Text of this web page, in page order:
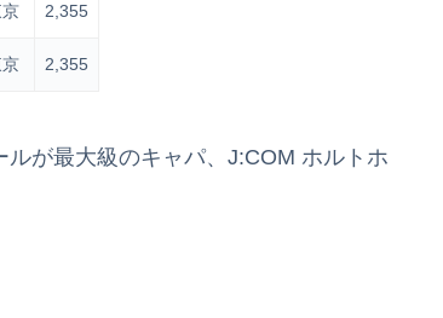
2,355
2,355
が最大級のキャパ、J:COM ホルトホ